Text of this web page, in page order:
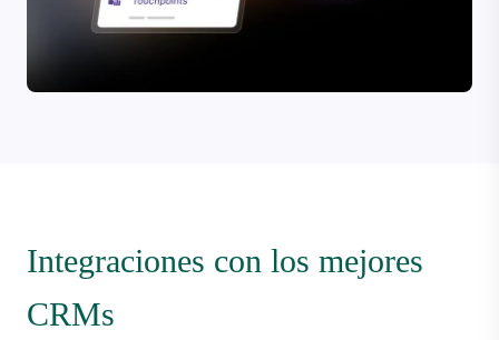
Integraciones con los mejores
CRMs